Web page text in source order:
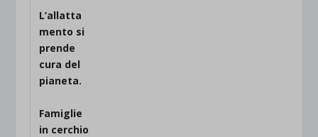
L’allatta
mento si
prende
cura del
pianeta.
Famiglie
in cerchio